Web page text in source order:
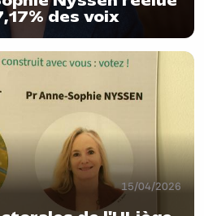
des voix
15/04/2026